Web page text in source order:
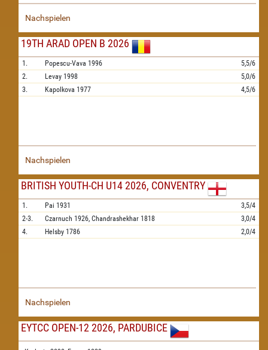
Nachspielen
19TH ARAD OPEN B 2026
1. Popescu-Vava 1996
5,5/6
2.
Levay 1998
5,0/6
3.
Kapolkova 1977 4,5/6
Nachspielen
BRITISH YOUTH-CH U14 2026, CONVENTRY
1. Pai 1931
3,5/4
2-3.
Czarnuch 1926, Chandrashekhar 1818
3,0/4
4.
Helsby 1786 2,0/4
Nachspielen
EYTCC OPEN-12 2026, PARDUBICE